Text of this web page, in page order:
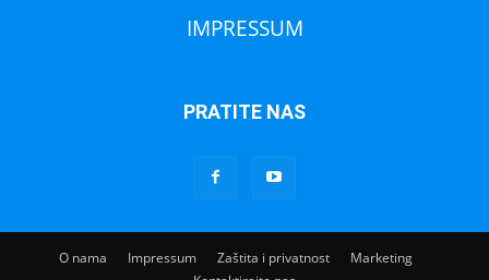
IMPRESSUM
PRATITE NAS
O nama Impressum Zaštita i privatnost
Marketing